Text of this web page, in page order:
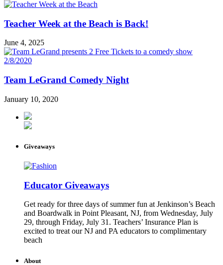
Teacher Week at the Beach is Back!
June 4, 2025
Team LeGrand Comedy Night
January 10, 2020
Giveaways
Educator Giveaways
Get ready for three days of summer fun at Jenkinson’s Beach
and Boardwalk in Point Pleasant, NJ, from Wednesday, July
29, through Friday, July 31. Teachers’ Insurance Plan is
excited to treat our NJ and PA educators to complimentary
beach
About